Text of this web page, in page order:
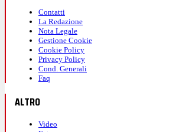
Contatti
La Redazione
Nota Legale
Gestione Cookie
Cookie Policy
Privacy Policy
Cond. Generali
Faq
ALTRO
Video